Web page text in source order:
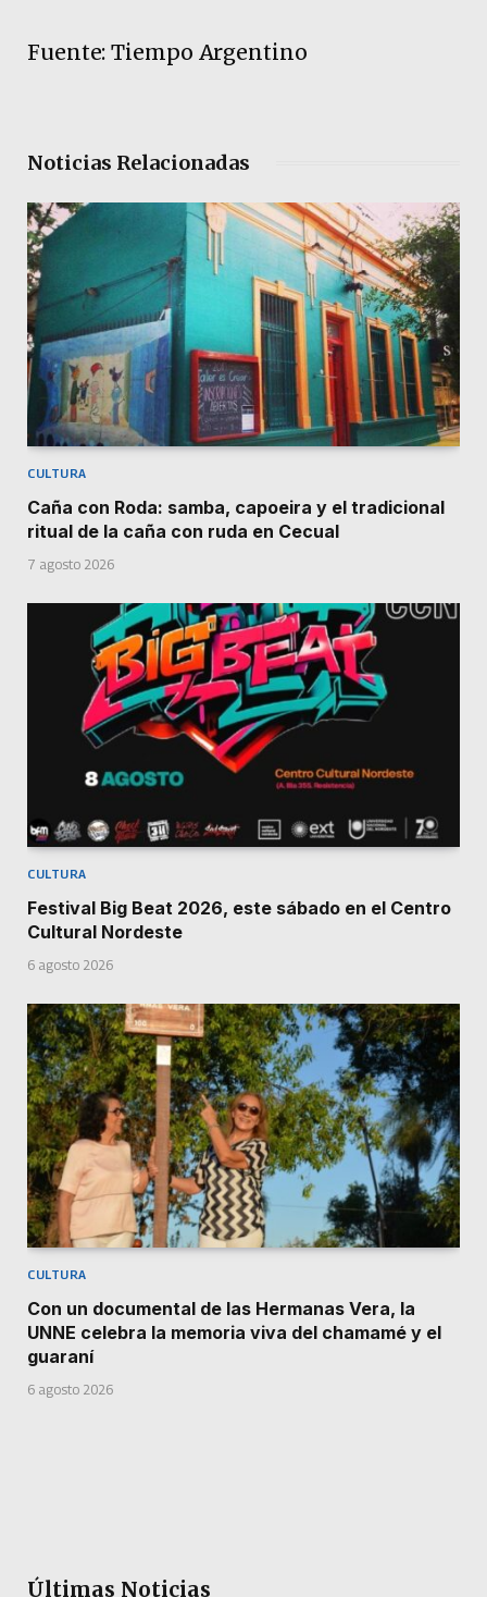
Fuente: Tiempo Argentino
Noticias Relacionadas
CULTURA
Caña con Roda: samba, capoeira y el tradicional
ritual de la caña con ruda en Cecual
7 agosto 2026
CULTURA
Festival Big Beat 2026, este sábado en el Centro
Cultural Nordeste
6 agosto 2026
CULTURA
Con un documental de las Hermanas Vera, la
UNNE celebra la memoria viva del chamamé y el
guaraní
6 agosto 2026
Últimas Noticias